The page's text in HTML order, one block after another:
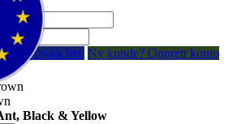
Trykk her. Ny kunde? Opprett konto
Black & Yellow